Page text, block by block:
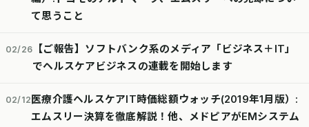
て思うこと
02/26
【ご報告】ソフトバンク系のメディア「ビジネス＋IT」
でヘルスケアビジネスの連載を開始します
02/12医療介護ヘルスケアIT時価総額ウォッチ(2019年1月版）:
エムスリー決算を徹底解説！他、メドピアがEMシステム